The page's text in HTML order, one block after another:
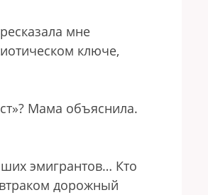
мне
ключе,
Мама объяснила.
эмигрантов… Кто
дорожный